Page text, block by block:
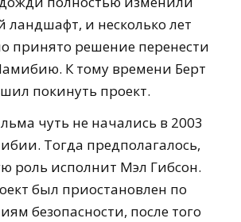
ландшафт, и несколько лет
принято решение перенести
К тому времени Берт
покинуть проект.
чуть не начались в 2003
Тогда предполагалось,
роль исполнит Мэл Гибсон.
был приостановлен по
безопасности, после того